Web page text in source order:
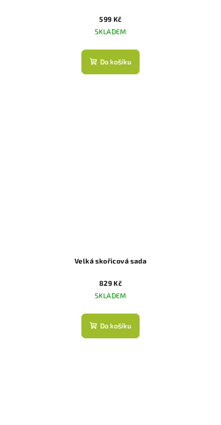
599 Kč
SKLADEM
Do košíku
Velká skořicová sada
829 Kč
SKLADEM
Do košíku